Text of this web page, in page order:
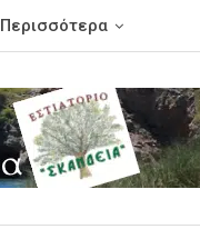
Περισσότερα